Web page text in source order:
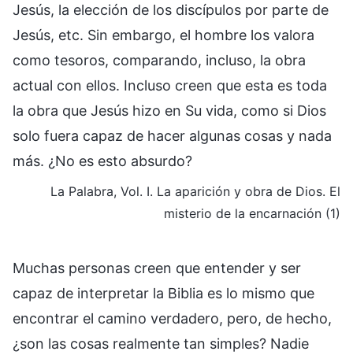
Jesús, la elección de los discípulos por parte de
Jesús, etc. Sin embargo, el hombre los valora
como tesoros, comparando, incluso, la obra
actual con ellos. Incluso creen que esta es toda
la obra que Jesús hizo en Su vida, como si Dios
solo fuera capaz de hacer algunas cosas y nada
más. ¿No es esto absurdo?
La Palabra, Vol. I. La aparición y obra de Dios. El
misterio de la encarnación (1)
Muchas personas creen que entender y ser
capaz de interpretar la Biblia es lo mismo que
encontrar el camino verdadero, pero, de hecho,
¿son las cosas realmente tan simples? Nadie